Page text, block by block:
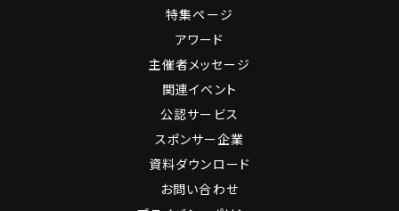
特集ページ
アワード
主催者メッセージ
関連イベント
公認サービス
スポンサー企業
資料ダウンロード
お問い合わせ